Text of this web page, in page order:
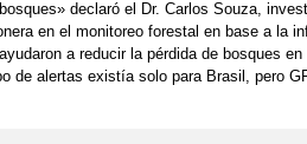
declaró el Dr. Carlos Souza,
en el monitoreo forestal en base a la
a reducir la pérdida de bosques
de alertas existía solo para Brasil, pero